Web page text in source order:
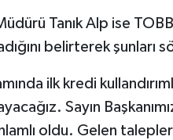
Tanık Alp ise
belirterek şunları
ilk kredi
Sayın
oldu. Gelen talepleri